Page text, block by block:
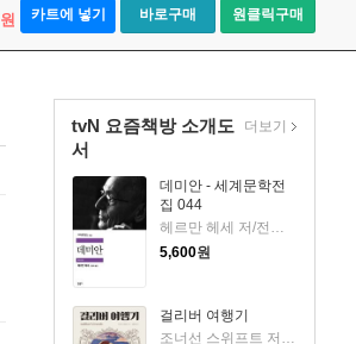
원 카트에 넣기 바로구매 원클릭구매
tvN 요즘책방 소개도
서
데미안 - 세계문학전
집 044
헤르만 헤세 저/전영애 역
5,600원
걸리버 여행기
더보기